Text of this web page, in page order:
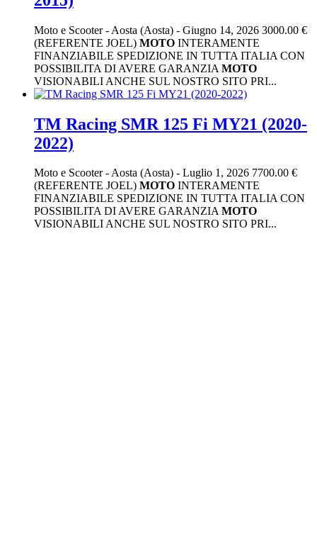
Moto e Scooter- Aosta (Aosta) - Giugno 14, 2026 3000.00 €
(REFERENTE JOEL) MOTO INTERAMENTE
FINANZIABILE SPEDIZIONE IN TUTTA ITALIA CON
POSSIBILITA DI AVERE GARANZIA MOTO
VISIONABILI ANCHE SUL NOSTRO SITO PRI...
TM Racing SMR 125 Fi MY21 (2020-
2022)
Moto e Scooter-Aosta (Aosta) - Luglio 1, 2026 7700.00 €
(REFERENTE JOEL) MOTO INTERAMENTE
FINANZIABILE SPEDIZIONE IN TUTTA ITALIA CON
POSSIBILITA DI AVERE GARANZIAMOTO
VISIONABILI ANCHE SUL NOSTRO SITO PRI...